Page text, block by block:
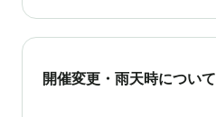
開催変更・雨天時について